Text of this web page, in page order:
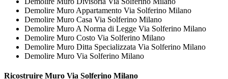
Demolire Muro Appartamento Via Solferino Milano
Demolire Muro Casa Via Solferino Milano
Demolire Muro A Norma di Legge Via Solferino Milano
Demolire Muro Costo Via Solferino Milano
Demolire Muro Ditta Specializzata Via Solferino Milano
Demolire Muro Via Solferino Milano
Ricostruire Muro Via Solferino Milano